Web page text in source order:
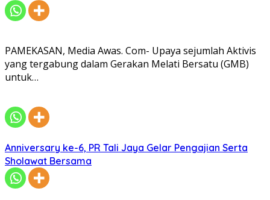
PAMEKASAN, Media Awas. Com- Upaya sejumlah Aktivis
yang tergabung dalam Gerakan Melati Bersatu (GMB)
untuk…
Anniversary ke-6, PR Tali Jaya Gelar Pengajian Serta
Sholawat Bersama